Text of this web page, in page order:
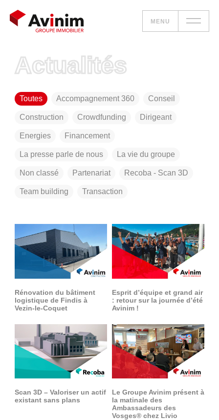
MENU
Vos besoins
Nos solutions
Le groupe
Réalisations
Nous rejoindre
360°
À propos
Réferences
Actualités
Découvrir Avinim
Actualités
Toutes Accompagnement 360 Conseil
Construction Crowdfunding Dirigeant
Energies Financement
La presse parle de nous La vie du groupe
Non classé Partenariat Recoba - Scan 3D
Team building Transaction
Rénovation du bâtiment
logistique de Findis à
Vezin-le-Coquet
Esprit d’équipe et grand air
: retour sur la journée d’été
Avinim !
Scan 3D – Valoriser un actif
existant sans plans
Le Groupe Avinim présent à
la matinale des
Ambassadeurs des
Vosges® chez Livio